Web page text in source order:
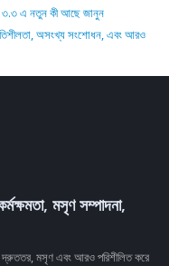
৩.৩ এ নতুন কী আছে জানুন
অসংখ্য সংশোধন, এবং আরও
মসৃণ সম্পাদনা,
মসৃণ এবং আরও পরিশীলিত করে